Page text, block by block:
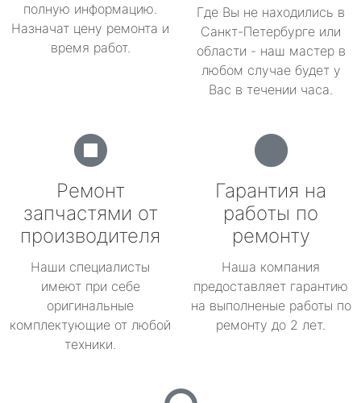
полную информацию.
Назначат цену ремонта и
время работ.
Где Вы не находились в
Санкт-Петербурге или
области - наш мастер в
любом случае будет у
Вас в течении часа.
Ремонт
запчастями от
производителя
Наши специалисты
имеют при себе
оригинальные
комплектующие от любой
техники.
Гарантия на
работы по
ремонту
Наша компания
предоставляет гарантию
на выполненые работы по
ремонту до 2 лет.